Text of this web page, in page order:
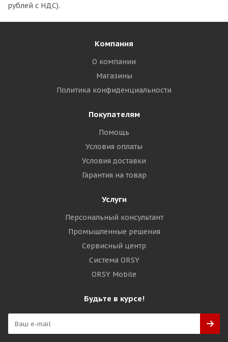
рублей с НДС).
Компания
О компании
Магазины
Политика конфиденциальности
Покупателям
Помощь
Условия оплаты
Условия доставки
Гарантия на товар
Услуги
Персональный консультант
Промышленные решения
Сервисный центр
Система ORSY
ORSY Mobile
Будьте в курсе!